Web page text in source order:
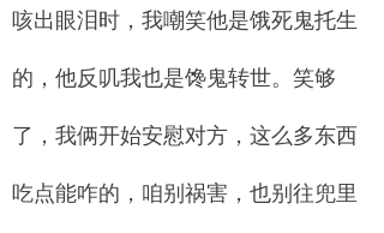
咳出眼泪时，我嘲笑他是饿死鬼托生
的，他反叽我也是馋鬼转世。笑够
了，我俩开始安慰对方，这么多东西
吃点能咋的，咱别祸害，也别往兜里